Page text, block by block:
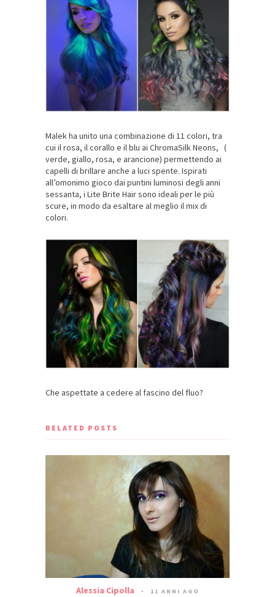
Malek ha unito una combinazione di 11 colori, tra
cui il rosa, il corallo e il blu ai ChromaSilk Neons, (
verde, giallo, rosa, e arancione) permettendo ai
capelli di brillare anche a luci spente. Ispirati
all’omonimo gioco dai puntini luminosi degli anni
sessanta, i Lite Brite Hair sono ideali per le più
scure, in modo da esaltare al meglio il mix di
colori.
Che aspettate a cedere al fascino del fluo?
RELATED POSTS
Alessia Cipolla 11 ANNI AGO